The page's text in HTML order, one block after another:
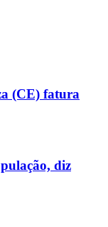
(CE) fatura
diz